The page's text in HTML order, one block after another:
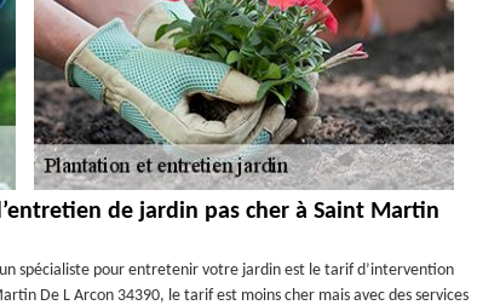
de jardin pas cher à Saint Martin
spécialiste pour entretenir votre jardin est le tarif d’intervention
De L Arcon 34390, le tarif est moins cher mais avec des services